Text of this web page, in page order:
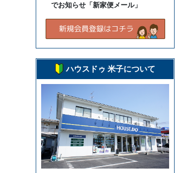
でお知らせ「新家便メール」
ハウスドゥ 米子について